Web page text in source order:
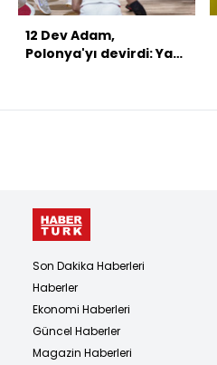
12 Dev Adam,
Polonya'yı devirdi: Yarı
Son Dakika Haberleri
Haberler
Ekonomi Haberleri
Güncel Haberler
Magazin Haberleri